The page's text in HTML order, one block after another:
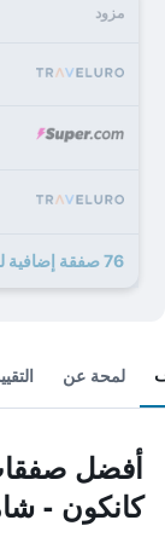
مزود
76 صفقة إضافية لـ كراون بارادايس كلوب كانكون - شامل كلياً
لمحة عن
أفضل
كانكون -